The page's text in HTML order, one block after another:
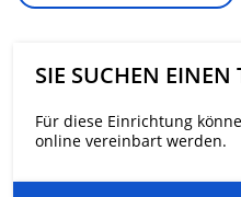
SIE SUCHEN EINEN
Für diese Einrichtung
online vereinbart werden.